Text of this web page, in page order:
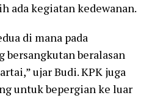
ada kegiatan kedewanan.
di mana pada
bersangkutan beralasan
ujar Budi. KPK juga
untuk bepergian ke luar